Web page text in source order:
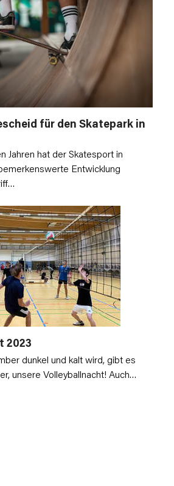
für den Skatepark in
Jahren hat der Skatesport in
Entwicklung
2023
dunkel und kalt wird, gibt es
unsere Volleyballnacht! Auch…